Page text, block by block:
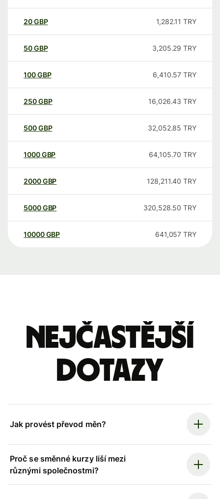
20GBP 1,282.11 TRY
50GBP 3,205.29 TRY
100GBP 6,410.57 TRY
250GBP 16,026.43 TRY
500GBP 32,052.85 TRY
1000GBP 64,105.70 TRY
2000GBP 128,211.40 TRY
5000GBP 320,528.50 TRY
10000 GBP 641,057 TRY
Nejčastější
dotazy
Jak provést převod měn?
Proč se směnné kurzy liší mezi
různými společnostmi?